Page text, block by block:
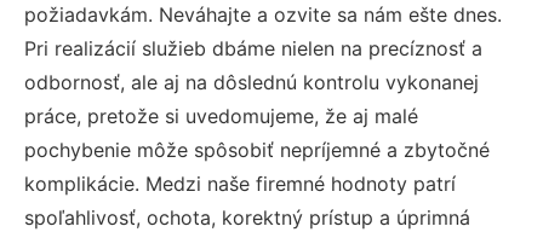
požiadavkám. Neváhajte a ozvite sa nám ešte dnes.
Pri realizácií služieb dbáme nielen na precíznosť a
odbornosť, ale aj na dôslednú kontrolu vykonanej
práce, pretože si uvedomujeme, že aj malé
pochybenie môže spôsobiť nepríjemné a zbytočné
komplikácie. Medzi naše firemné hodnoty patrí
spoľahlivosť, ochota, korektný prístup a úprimná